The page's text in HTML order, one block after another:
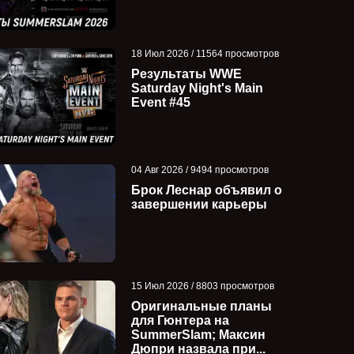
18 Июл 2026 / 11564 просмотров
Результаты WWE
Saturday Night's Main
Event #45
04 Авг 2026 / 9494 просмотров
Брок Леснар объявил о
завершении карьеры
15 Июл 2026 / 8803 просмотров
Оригинальные планы
для Гюнтера на
SummerSlam; Максин
Дюпри назвала при...